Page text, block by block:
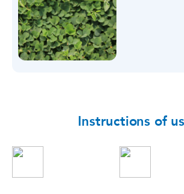
Instructions of